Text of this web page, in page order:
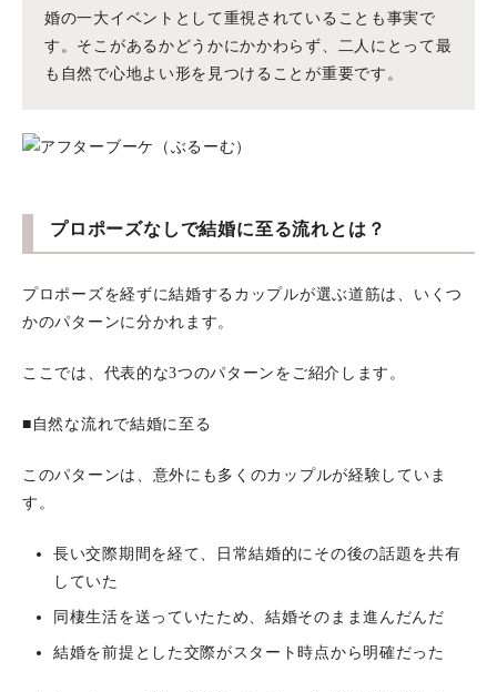
婚の一大イベントとして重視されていることも事実で
す。そこがあるかどうかにかかわらず、二人にとって最
も自然で心地よい形を見つけることが重要です。
プロポーズなしで結婚に至る流れとは？
プロポーズを経ずに結婚するカップルが選ぶ道筋は、いくつ
かのパターンに分かれます。
ここでは、代表的な3つのパターンをご紹介します。
■自然な流れで結婚に至る
このパターンは、意外にも多くのカップルが経験していま
す。
長い交際期間を経て、日常結婚的にその後の話題を共有
していた
同棲生活を送っていたため、結婚そのまま進んだんだ
結婚を前提とした交際がスタート時点から明確だった